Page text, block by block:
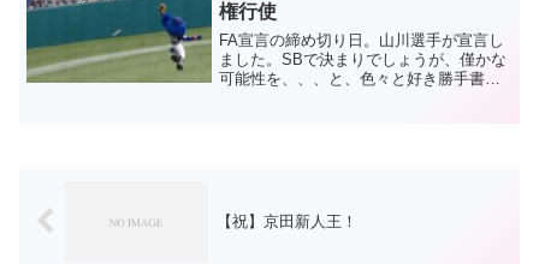
権行使
FA宣言の締め切り日。山川選手が宣言し
ました。SBで決まりでしょうが、僅かな
可能性を、、、と、色々と好き勝手書こ
【祝】京田新人王！